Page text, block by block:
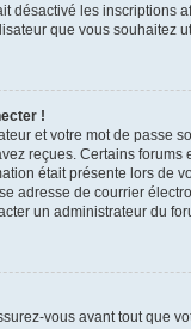
désactivé les inscriptions
que vous souhaitez
!
et votre mot de passe
reçues. Certains
était présente lors de
adresse de courrier
un administrateur du
vous avant tout que